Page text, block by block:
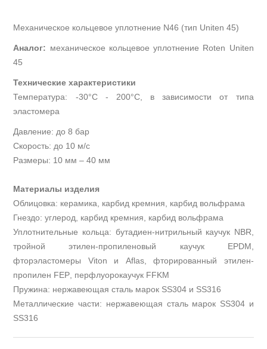
Механическое кольцевое уплотнение N46 (тип Uniten 45)
Аналог: механическое кольцевое уплотнение Roten Uniten
45
Технические характеристики
Температура: -30°С - 200°С, в зависимости от типа
эластомера
Давление: до 8 бар
Скорость: до 10 м/с
Размеры: 10 мм – 40 мм
Материалы изделия
Облицовка: керамика, карбид кремния, карбид вольфрама
Гнездо: углерод, карбид кремния, карбид вольфрама
Уплотнительные кольца: бутадиен-нитрильный каучук NBR,
тройной этилен-пропиленовый каучук EPDM,
фторэластомеры Viton и Aflas, фторированный этилен-
пропилен FEP, перфлуорокаучук FFKM
Пружина: нержавеющая сталь марок SS304 и SS316
Металлические части: нержавеющая сталь марок SS304 и
SS316